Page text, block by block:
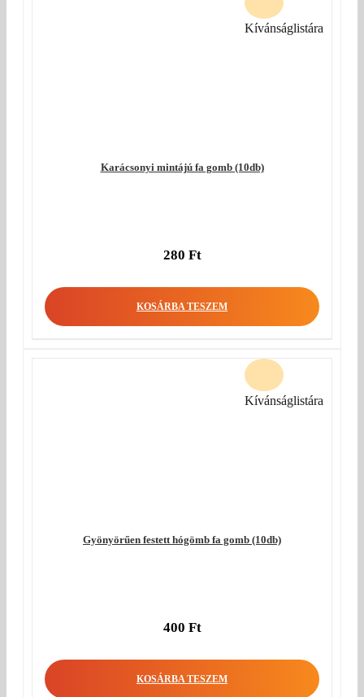
Karácsonyi mintájú fa gomb (10db)
280 Ft
KOSÁRBA TESZEM
Kívánságlistára
Gyönyörűen festett hógömb fa gomb (10db)
400 Ft
KOSÁRBA TESZEM
Kívánságlistára